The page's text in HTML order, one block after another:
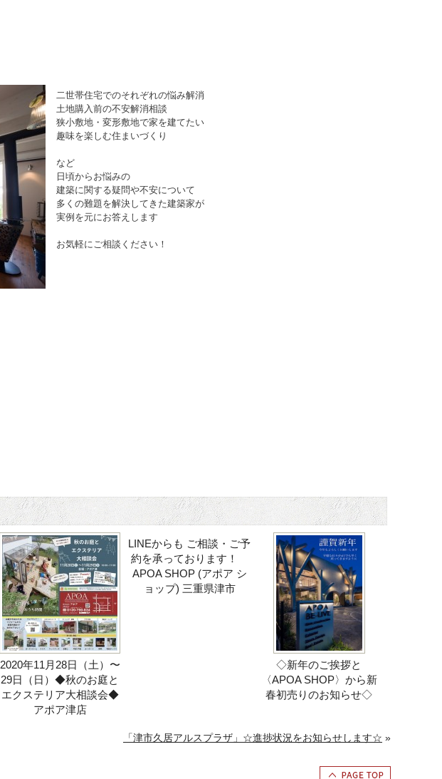
二世帯住宅でのそれぞれの悩み解消
土地購入前の不安解消相談
狭小敷地・変形敷地で家を建てたい
趣味を楽しむ住まいづくり
など
日頃からお悩みの
建築に関する疑問や不安について
多くの難題を解決してきた建築家が
実例を元にお答えします
お気軽にご相談ください！
2020年11月28日（土）〜
29日（日）◆秋のお庭と
エクステリア大相談会◆
アポア津店
LINEからも ご相談・ご予
約を承っております！
APOA SHOP (アポア シ
ョップ) 三重県津市
◇新年のご挨拶と
〈APOA SHOP〉から新
春初売りのお知らせ◇
「津市久居アルスプラザ」☆進捗状況をお知らせします☆ »